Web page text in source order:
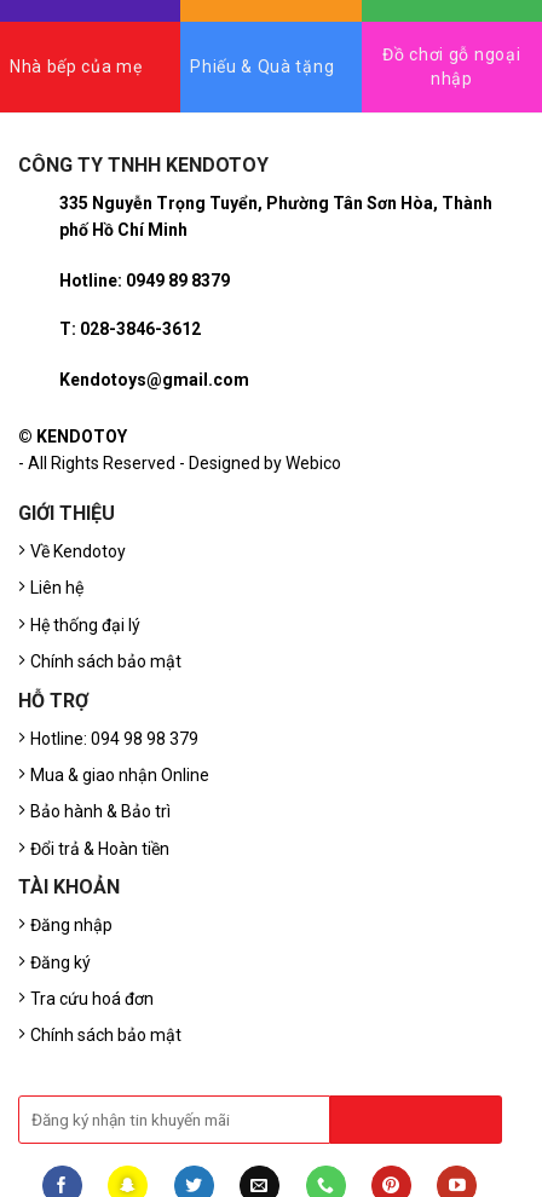
Nhà bếp của mẹ Phiếu & Quà tặng
Đồ chơi gỗ ngoại
nhập
CÔNG TY TNHH KENDOTOY
335 Nguyễn Trọng Tuyển, Phường Tân Sơn Hòa, Thành
phố Hồ Chí Minh
Hotline: 0949 89 8379
T: 028-3846-3612
Kendotoys@gmail.com
© KENDOTOY
- All Rights Reserved - Designed by Webico
GIỚI THIỆU
Về Kendotoy
Liên hệ
Hệ thống đại lý
Chính sách bảo mật
HỖ TRỢ
Hotline: 094 98 98 379
Mua & giao nhận Online
Bảo hành & Bảo trì
Đổi trả & Hoàn tiền
TÀI KHOẢN
Đăng nhập
Đăng ký
Tra cứu hoá đơn
Chính sách bảo mật